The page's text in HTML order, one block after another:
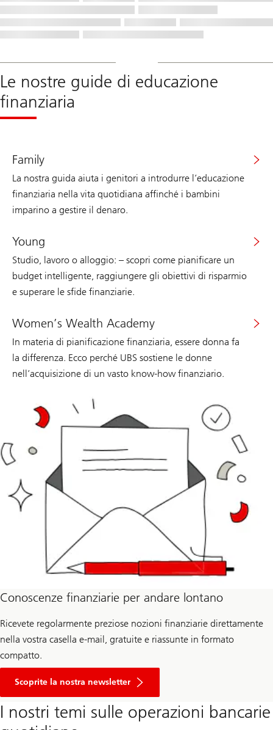
Le nostre guide di educazione
finanziaria
Family
La nostra guida aiuta i genitori a introdurre l’educazione
finanziaria nella vita quotidiana affinché i bambini
imparino a gestire il denaro.
Young
Studio, lavoro o alloggio: – scopri come pianificare un
budget intelligente, raggiungere gli obiettivi di risparmio
e superare le sfide finanziarie.
Women’s Wealth Academy
In materia di pianificazione finanziaria, essere donna fa
la differenza. Ecco perché UBS sostiene le donne
nell’acquisizione di un vasto know-how finanziario.
Conoscenze finanziarie per andare lontano
Ricevete regolarmente preziose nozioni finanziarie direttamente
nella vostra casella e-mail, gratuite e riassunte in formato
compatto.
Scoprite la nostra newsletter
I nostri temi sulle operazioni bancarie